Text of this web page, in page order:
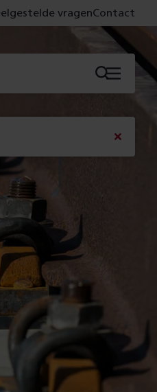
naar morgen' laten
en wat dat -
vragenContact
Menu